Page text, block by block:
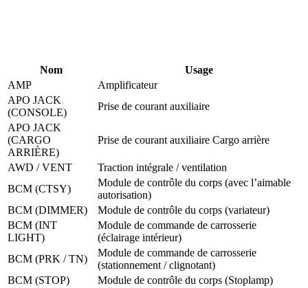
Nom
Usage
AMP
Amplificateur
APO JACK
(CONSOLE)
Prise de courant auxiliaire
APO JACK
(CARGO
ARRIÈRE)
Prise de courant auxiliaire Cargo arrière
AWD / VENT
Traction intégrale / ventilation
BCM (CTSY)
Module de contrôle du corps (avec l’aimable
autorisation)
BCM (DIMMER)
Module de contrôle du corps (variateur)
BCM (INT
LIGHT)
Module de commande de carrosserie
(éclairage intérieur)
BCM (PRK / TN)
Module de commande de carrosserie
(stationnement / clignotant)
BCM (STOP)
Module de contrôle du corps (Stoplamp)